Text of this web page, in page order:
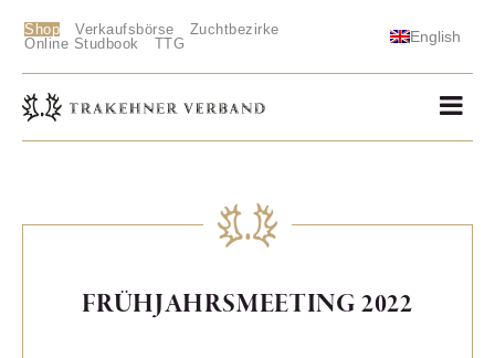
Shop Verkaufsbörse
Zuchtbezirke
Online Studbook
TTG English
FRÜHJAHRSMEETING 2022